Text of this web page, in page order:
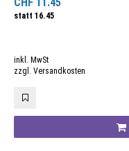
statt 16.45
inkl. MwSt
zzgl. Versandkosten